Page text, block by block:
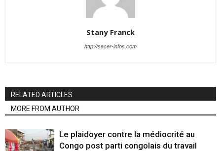
Stany Franck
http://sacer-infos.com
RELATED ARTICLES
MORE FROM AUTHOR
Le plaidoyer contre la médiocrité au
Congo post parti congolais du travail